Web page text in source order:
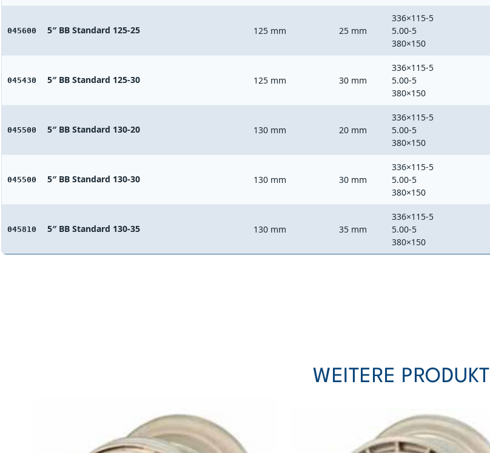
045600 5″ BB Standard 125-25 125 mm 25 mm
336×115-5
5.00-5
380×150
045430 5″ BB Standard 125-30 125 mm 30 mm
336×115-5
5.00-5
380×150
045500 5″ BB Standard 130-20 130 mm 20 mm
336×115-5
5.00-5
380×150
045500 5″ BB Standard 130-30 130 mm 30 mm
336×115-5
5.00-5
380×150
045810 5″ BB Standard 130-35 130 mm 35 mm
336×115-5
5.00-5
380×150
WEITERE